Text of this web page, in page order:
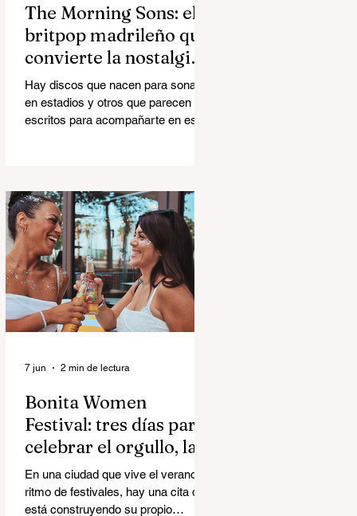
The Morning Sons: el
britpop madrileño que
convierte la nostalgia
en algo luminoso
Hay discos que nacen para sonar
en estadios y otros que parecen
escritos para acompañarte en esos
Morning Sons, pertenece a una rara
categoría capaz de hacer ambas
cosas al mismo tiempo.
Bonita Women
Festival: tres días para
celebrar el orgullo, la
música y la comunidad
En una ciudad que vive el verano a
ritmo de festivales, hay una cita que
está construyendo su propio
7 jun 2 min de lectura